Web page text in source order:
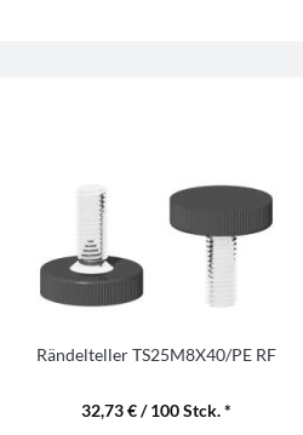
Rändelteller TS25M8X40/PE RF
32,73 € / 100 Stck. *